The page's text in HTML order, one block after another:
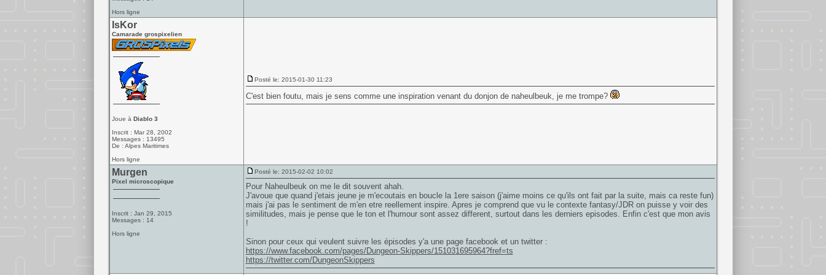
Hors ligne
IsKor
Camarade grospixelien
Joue à Diablo 3
Inscrit : Mar 28, 2002
Messages : 13495
De : Alpes Maritimes
Hors ligne
Posté le: 2015-01-30 11:23
C'est bien foutu, mais je sens comme une inspiration venant du donjon de naheulbeuk, je me trompe?
Murgen
Pixel microscopique
Inscrit : Jan 29, 2015
Messages : 14
Hors ligne
Posté le: 2015-02-02 10:02
Pour Naheulbeuk on me le dit souvent ahah.
J'avoue que quand j'etais jeune je m'ecoutais en boucle la 1ere saison (j'aime moins ce qu'ils ont fait par la suite, mais ca reste fun)
mais j'ai pas le sentiment de m'en etre reellement inspire. Apres je comprend que vu le contexte fantasy/JDR on puisse y voir des
similitudes, mais je pense que le ton et l'humour sont assez different, surtout dans les derniers episodes. Enfin c'est que mon avis
!
Sinon pour ceux qui veulent suivre les épisodes y'a une page facebook et un twitter :
https://www.facebook.com/pages/Dungeon-Skippers/151031695964?fref=ts
https://twitter.com/DungeonSkippers